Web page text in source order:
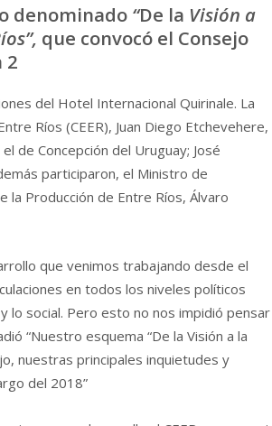
denominado “De la Visión a
que convocó el Consejo
del Hotel Internacional Quirinale. La
Ríos (CEER), Juan Diego Etchevehere,
de Concepción del Uruguay; José
participaron, el Ministro de
la Producción de Entre Ríos, Álvaro
que venimos trabajando desde el
en todos los niveles políticos
lo social. Pero esto no nos impidió pensar
“Nuestro esquema “De la Visión a la
nuestras principales inquietudes y
del 2018”